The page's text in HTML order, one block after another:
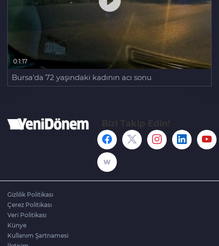
0:1:17
Bursa'da 72 yaşındaki kadının acı sonu
Gizlilik Politikası
Çerez Politikası
Veri Politikası
Künye
Kullanım Şartnamesi